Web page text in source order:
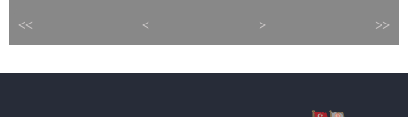
<< < > >>